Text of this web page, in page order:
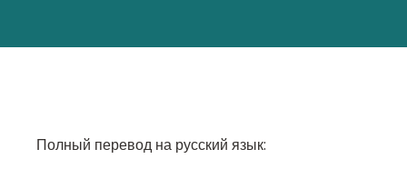
Полный перевод на русский язык: